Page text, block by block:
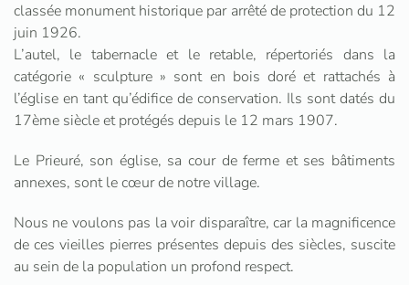
classée monument historique par arrêté de protection du 12
juin 1926.
L’autel, le tabernacle et le retable, répertoriés dans la
catégorie « sculpture » sont en bois doré et rattachés à
l’église en tant qu’édifice de conservation. Ils sont datés du
17ème siècle et protégés depuis le 12 mars 1907.
Le Prieuré, son église, sa cour de ferme et ses bâtiments
annexes, sont le cœur de notre village.
Nous ne voulons pas la voir disparaître, car la magnificence
de ces vieilles pierres présentes depuis des siècles, suscite
au sein de la population un profond respect.